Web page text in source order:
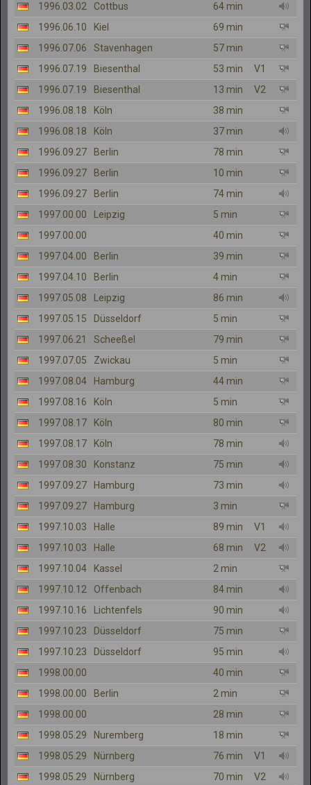
1996.03.02 Cottbus
64 min
1996.06.10
Kiel
69 min
1996.07.06
Stavenhagen
57 min
1996.07.19
Biesenthal 53 min
V1
1996.07.19
Biesenthal 13 min
V2
1996.08.18
Köln
38 min
1996.08.18
Köln
37 min
1996.09.27
Berlin
78 min
1996.09.27
Berlin
10 min
1996.09.27
Berlin
74 min
1997.00.00
Leipzig
5 min
1997.00.00
40 min
1997.04.00
Berlin
39 min
1997.04.10
Berlin
4 min
1997.05.08
Leipzig
86 min
1997.05.15
Düsseldorf
5 min
1997.06.21
Scheeßel
79 min
1997.07.05
Zwickau
5 min
1997.08.04
Hamburg
44 min
1997.08.16
Köln
5 min
1997.08.17
Köln
80 min
1997.08.17
Köln
78 min
1997.08.30
Konstanz
75 min
1997.09.27
Hamburg
73 min
1997.09.27
Hamburg
3 min
1997.10.03
Halle 89 min
V1
1997.10.03
Halle 68 min
V2
1997.10.04
Kassel
2 min
1997.10.12
Offenbach
84 min
1997.10.16
Lichtenfels
90 min
1997.10.23
Düsseldorf
75 min
1997.10.23
Düsseldorf
95 min
1998.00.00
40 min
1998.00.00
Berlin
2 min
1998.00.00
28 min
1998.05.29
Nuremberg
18 min
1998.05.29
Nürnberg 76 min
V1
1998.05.29
Nürnberg 70 min
V2